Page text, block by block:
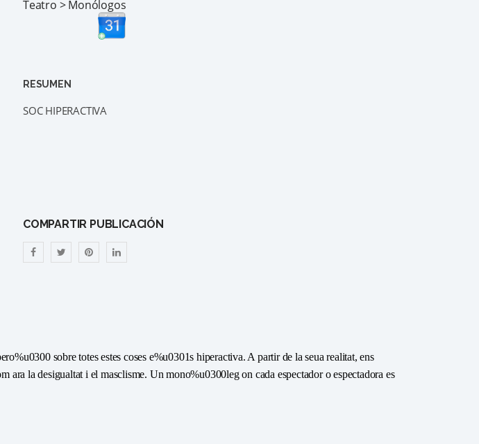
Teatro > Monólogos
RESUMEN
SOC HIPERACTIVA
COMPARTIR PUBLICACIÓN
sobre totes estes coses e%u0301s hiperactiva. A partir de la seua realitat, ens
la desigualtat i el masclisme. Un mono%u0300leg on cada espectador o espectadora es